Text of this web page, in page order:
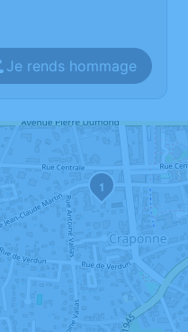
Je rends hommage
1